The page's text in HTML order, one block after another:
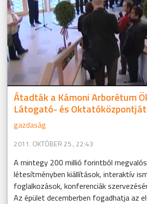
Átadták a Kámoni Arborétum
Látogató- és Oktatóközpontját
gazdaság
2011. OKTÓBER 25., 22:43
A mintegy 200 millió forintból
létesítményben kiállítások, interaktív
foglalkozások, konferenciák
Az épület decemberben fogadhatja az